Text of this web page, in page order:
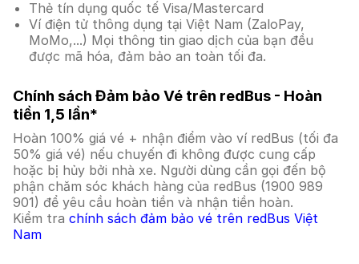
Thẻ tín dụng quốc tế Visa/Mastercard
Ví điện tử thông dụng tại Việt Nam (ZaloPay,
MoMo,...) Mọi thông tin giao dịch của bạn đều
được mã hóa, đảm bảo an toàn tối đa.
Chính sách Đảm bảo Vé trên redBus - Hoàn
tiền 1,5 lần*
Hoàn 100% giá vé + nhận điểm vào ví redBus (tối đa
50% giá vé) nếu chuyến đi không được cung cấp
hoặc bị hủy bởi nhà xe. Người dùng cần gọi đến bộ
phận chăm sóc khách hàng của redBus (1900 989
901) để yêu cầu hoàn tiền và nhận tiền hoàn.
Kiểm tra chính sách đảm bảo vé trên redBus Việt
Nam